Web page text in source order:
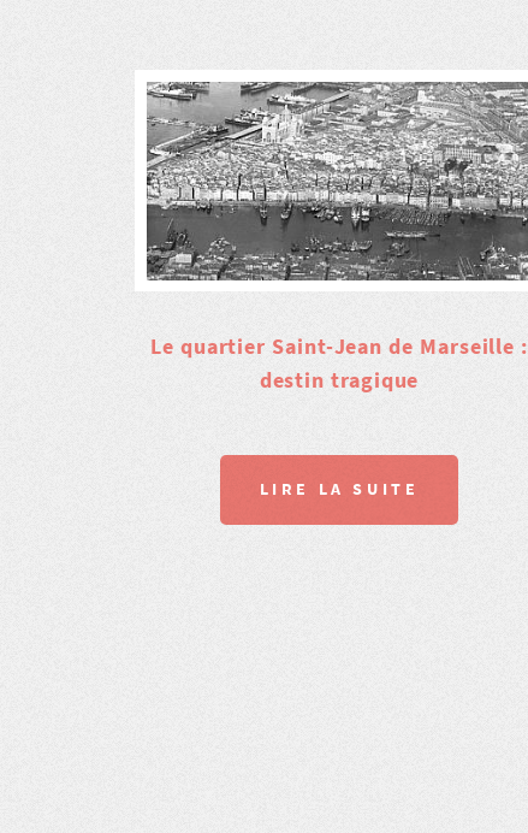
Le quartier Saint-Jean de Marseille :
destin tragique
LIRE LA SUITE